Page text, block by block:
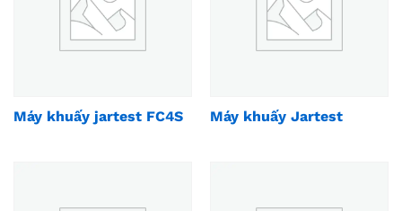
Máy khuấy jartest FC4S Máy khuấy Jartest